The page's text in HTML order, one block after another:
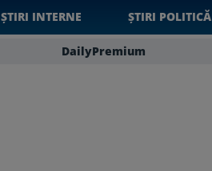
ȘTIRI INTERNE ȘTIRI POLITICĂ
DailyPremium